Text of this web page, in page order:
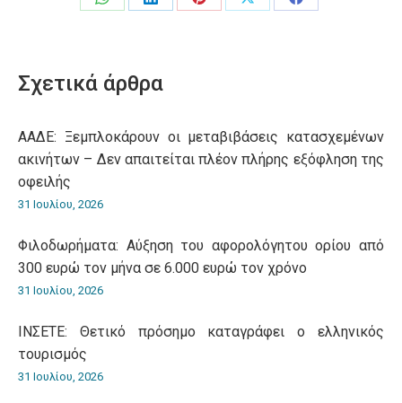
Share
Share
Share
Share
Share
Σχετικά άρθρα
ΑΑΔΕ: Ξεμπλοκάρουν οι μεταβιβάσεις κατασχεμένων
ακινήτων – Δεν απαιτείται πλέον πλήρης εξόφληση της
οφειλής
31 Ιουλίου, 2026
Φιλοδωρήματα: Αύξηση του αφορολόγητου ορίου από
300 ευρώ τον μήνα σε 6.000 ευρώ τον χρόνο
31 Ιουλίου, 2026
ΙΝΣΕΤΕ: Θετικό πρόσημο καταγράφει ο ελληνικός
τουρισμός
31 Ιουλίου, 2026